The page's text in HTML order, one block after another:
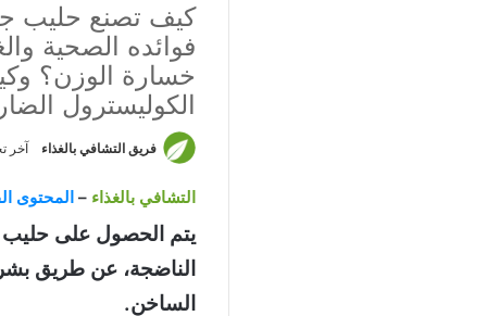
كيف تصنع حليب
فوائده الصحية
خسارة الوزن؟
الكوليسترول
فريق التشافي بالغذاء آخر تحديث:
التشافي بالغذاء – المحتوى
يتم الحصول على حليب
الناضجة، عن طريق
الساخن.